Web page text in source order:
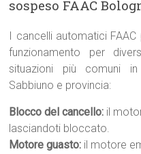
sospeso FAAC
I cancelli automatici
funzionamento per
situazioni più comuni
Sabbiuno e provincia:
Blocco del cancello: il
lasciandoti bloccato.
Motore guasto: il motore